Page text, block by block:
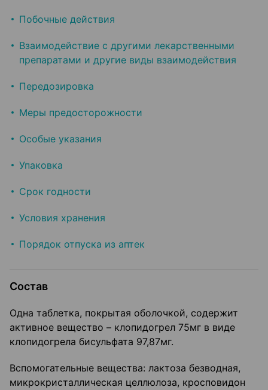
Побочные действия
Взаимодействие с другими лекарственными
препаратами и другие виды взаимодействия
Передозировка
Меры предосторожности
Особые указания
Упаковка
Срок годности
Условия хранения
Порядок отпуска из аптек
Состав
Одна таблетка, покрытая оболочкой, содержит
активное вещество – клопидогрел 75мг в виде
клопидогрела бисульфата 97,87мг.
Вспомогательные вещества: лактоза безводная,
микрокристаллическая целлюлоза, кросповидон